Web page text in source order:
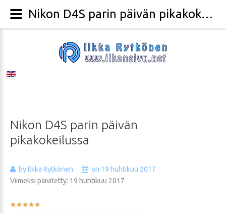
Nikon D4S parin päivän
pikakokeilussa
by Ilkka Rytkönen
on 19 huhtikuu 2017
Viimeksi päivitetty: 19 huhtikuu 2017
Käyttäjän
Nikon D4S parin päivän pikakokeilussa - Valokuvaaja Ilkka Rytkönen